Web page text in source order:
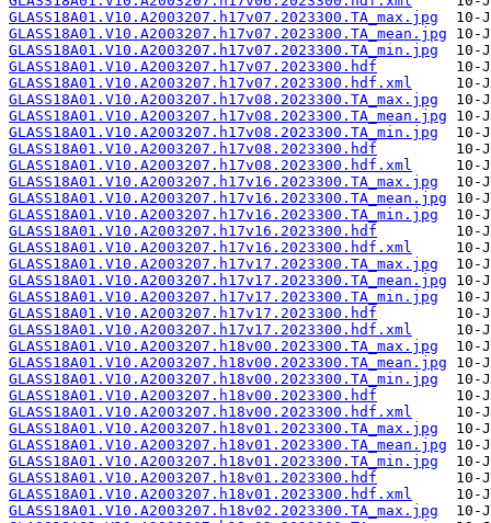
GLASS18A01.V10.A2003207.h17v07.2023300.TA_max.jpg
GLASS18A01.V10.A2003207.h17v07.2023300.TA_mean.jpg
GLASS18A01.V10.A2003207.h17v07.2023300.TA_min.jpg
GLASS18A01.V10.A2003207.h17v07.2023300.hdf
GLASS18A01.V10.A2003207.h17v07.2023300.hdf.xml
GLASS18A01.V10.A2003207.h17v08.2023300.TA_max.jpg
GLASS18A01.V10.A2003207.h17v08.2023300.TA_mean.jpg
GLASS18A01.V10.A2003207.h17v08.2023300.TA_min.jpg
GLASS18A01.V10.A2003207.h17v08.2023300.hdf
GLASS18A01.V10.A2003207.h17v08.2023300.hdf.xml
GLASS18A01.V10.A2003207.h17v16.2023300.TA_max.jpg
GLASS18A01.V10.A2003207.h17v16.2023300.TA_mean.jpg
GLASS18A01.V10.A2003207.h17v16.2023300.TA_min.jpg
GLASS18A01.V10.A2003207.h17v16.2023300.hdf
GLASS18A01.V10.A2003207.h17v16.2023300.hdf.xml
GLASS18A01.V10.A2003207.h17v17.2023300.TA_max.jpg
GLASS18A01.V10.A2003207.h17v17.2023300.TA_mean.jpg
GLASS18A01.V10.A2003207.h17v17.2023300.TA_min.jpg
GLASS18A01.V10.A2003207.h17v17.2023300.hdf
GLASS18A01.V10.A2003207.h17v17.2023300.hdf.xml
GLASS18A01.V10.A2003207.h18v00.2023300.TA_max.jpg
GLASS18A01.V10.A2003207.h18v00.2023300.TA_mean.jpg
GLASS18A01.V10.A2003207.h18v00.2023300.TA_min.jpg
GLASS18A01.V10.A2003207.h18v00.2023300.hdf
GLASS18A01.V10.A2003207.h18v00.2023300.hdf.xml
GLASS18A01.V10.A2003207.h18v01.2023300.TA_max.jpg
GLASS18A01.V10.A2003207.h18v01.2023300.TA_mean.jpg
GLASS18A01.V10.A2003207.h18v01.2023300.TA_min.jpg
GLASS18A01.V10.A2003207.h18v01.2023300.hdf
GLASS18A01.V10.A2003207.h18v01.2023300.hdf.xml
GLASS18A01.V10.A2003207.h18v02.2023300.TA_max.jpg